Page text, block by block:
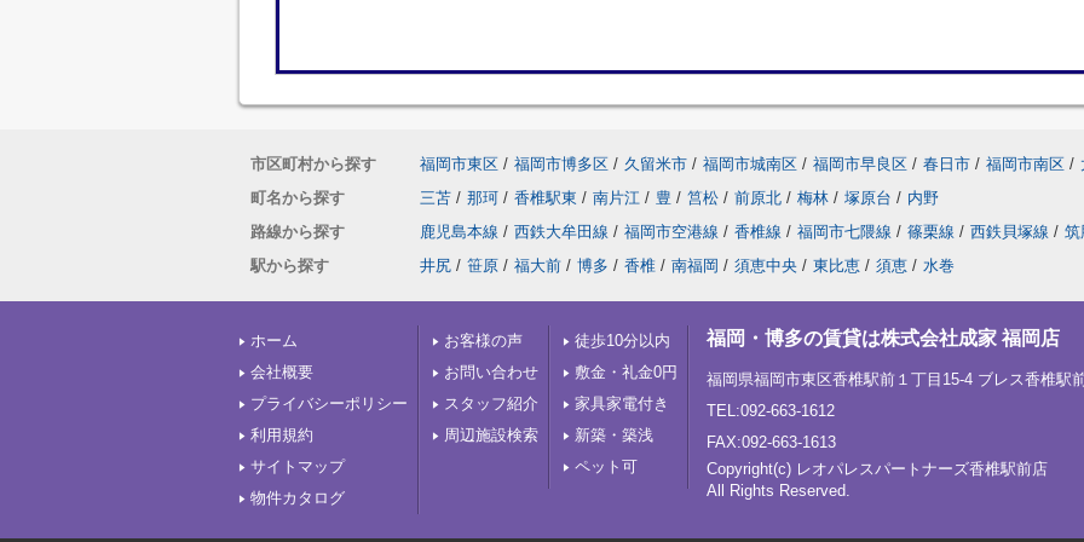
市区町村から探す 福岡市東区 / 福岡市博多区 / 久留米市 / 福岡市城南区 / 福岡市早良区 / 春日市 / 福岡市南区 /
町名から探す
三苫 / 那珂 / 香椎駅東 / 南片江 / 豊 / 筥松 / 前原北 / 梅林 / 塚原台 / 内野
路線から探す
鹿児島本線 / 西鉄大牟田線 / 福岡市空港線 / 香椎線 / 福岡市七隈線 / 篠栗線 / 西鉄貝塚線 / 筑
駅から探す
井尻 / 笹原 / 福大前 / 博多 / 香椎 / 南福岡 / 須恵中央 / 東比恵 / 須恵 / 水巻
ホーム
会社概要
プライバシーポリシー
利用規約
サイトマップ
物件カタログ
お客様の声
お問い合わせ
スタッフ紹介
周辺施設検索
徒歩10分以内
敷金・礼金0円
家具家電付き
新築・築浅
ペット可
福岡・博多の賃貸は株式会社成家 福岡店
福岡県福岡市東区香椎駅前１丁目15-4 ブレス香椎駅
TEL:092-663-1612
FAX:092-663-1613
Copyright(c) レオパレスパートナーズ香椎駅前店
All Rights Reserved.